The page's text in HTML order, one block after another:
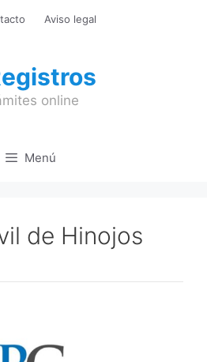
Aviso legal
online
Menú
de Hinojos